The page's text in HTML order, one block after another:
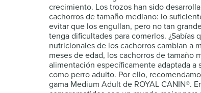
crecimiento. Los trozos han sido
cachorros de tamaño mediano: lo
evitar que los engullan, pero no tan
tenga dificultades para comerlos. ¿Sabías
nutricionales de los cachorros cambian a
meses de edad, los cachorros de tamaño
alimentación específicamente adaptada a
como perro adulto. Por ello,
gama Medium Adult de ROYAL CANIN®.